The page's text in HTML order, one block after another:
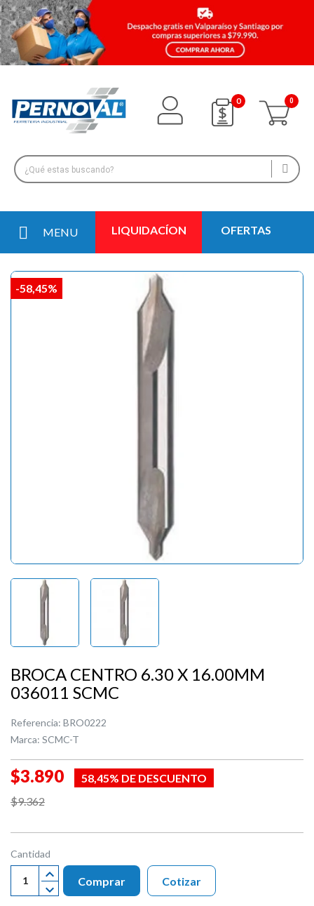
0
MENU LIQUIDACÍON OFERTAS
-58,45%
BROCA CENTRO 6.30 X 16.00MM
036011 SCMC
Referencia: BRO0222
Marca: SCMC-T
$3.890
58,45% DE DESCUENTO
$9.362
Cantidad
Comprar Cotizar